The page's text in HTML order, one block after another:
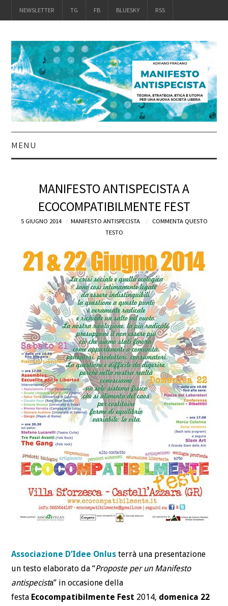
NEWSLETTER TG FB BLUESKY RSS
MENU
IL LIBRO
ACQUISTALO
DEFINIZIONI
CHI
BLOG
CONTATTI
MANIFESTO ANTISPECISTA A
ECOCOMPATIBILMENTE FEST
5 GIUGNO 2014 MANIFESTO ANTISPECISTA
COMMENTA QUESTO
TESTO
Associazione D’Idee Onlus terrà una presentazione
un testo elaborato da “Proposte per un Manifesto
antispecista” in occasione della
festa Ecocompatibilmente Fest 2014, domenica 22